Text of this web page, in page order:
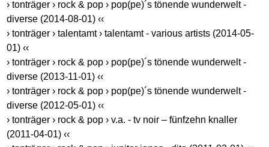
› tonträger › rock & pop › pop(pe)´s tönende wunderwelt -
diverse (2014-08-01) ‹‹
› tonträger › talentamt › talentamt - various artists (2014-05-
01) ‹‹
› tonträger › rock & pop › pop(pe)´s tönende wunderwelt -
diverse (2013-11-01) ‹‹
› tonträger › rock & pop › pop(pe)´s tönende wunderwelt -
diverse (2012-05-01) ‹‹
› tonträger › rock & pop › v.a. - tv noir – fünfzehn knaller
(2011-04-01) ‹‹